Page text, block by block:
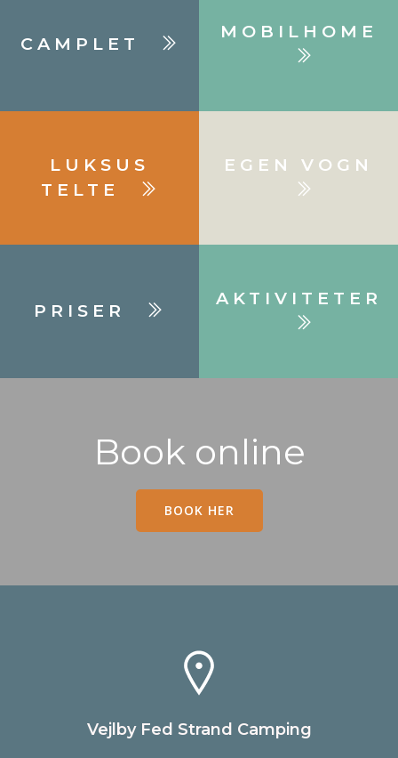
CAMPLET
MOBILHOME
LUKSUS
TELTE
EGEN VOGN
PRISER
AKTIVITETER
Book online
BOOK HER
Vejlby Fed Strand Camping